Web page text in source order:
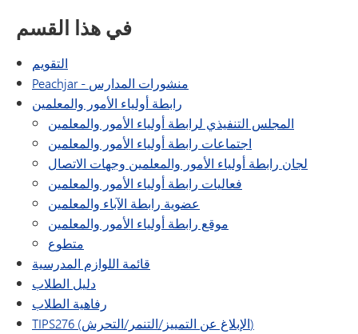
في هذا القسم
التقويم
Peachjar - منشورات المدارس
رابطة أولياء الأمور والمعلمين
المجلس التنفيذي لرابطة أولياء الأمور والمعلمين
اجتماعات رابطة أولياء الأمور والمعلمين
لجان رابطة أولياء الأمور والمعلمين وجهات الاتصال
فعاليات رابطة أولياء الأمور والمعلمين
عضوية رابطة الآباء والمعلمين
موقع رابطة أولياء الأمور والمعلمين
متطوع
قائمة اللوازم المدرسية
دليل الطلاب
رفاهية الطلاب
TIPS276 (الإبلاغ عن التمييز/التنمر/التحرش)